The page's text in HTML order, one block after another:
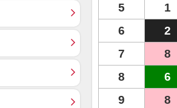
5
1
6
2
7
8
8
6
9
8